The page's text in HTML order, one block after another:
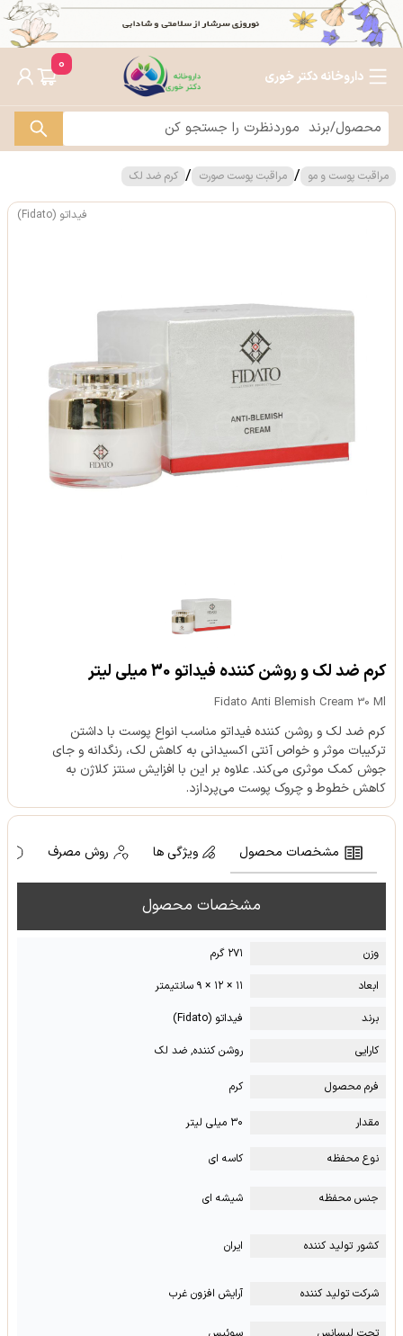
داروخانه دکتر خوری
0
مراقبت پوست و مو / مراقبت پوست صورت / کرم ضد لک
فیداتو (Fidato)
کرم ضد لک و روشن کننده فیداتو 30 میلی لیتر
Fidato Anti Blemish Cream 30 Ml
کرم ضد لک و روشن کننده فیداتو مناسب انواع پوست با داشتن
ترکیبات موثر و خواص آنتی اکسیدانی به کاهش لک، رنگدانه و جای
جوش کمک موثری می‌کند. علاوه بر این با افزایش سنتز کلاژن به
کاهش خطوط و چروک پوست می‌پردازد.
مشخصات محصول ویژگی ها روش مصرف
مشخصات محصول
وزن
۲۷۱ گرم
ابعاد
۱۱ × ۱۲ × ۹ سانتیمتر
برند
فیداتو (Fidato)
کارایی
روشن کننده, ضد لک
فرم محصول کرم
مقدار ۳۰ میلی لیتر
نوع محفظه کاسه ای
جنس محفظه شیشه ای
کشور تولید کننده ایران
شرکت تولید کننده آرایش افزون غرب